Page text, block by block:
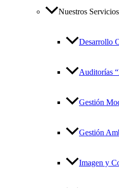
Nuestros Servicios
Desarrollo
Auditorías
Gestión
Gestión
Imagen y